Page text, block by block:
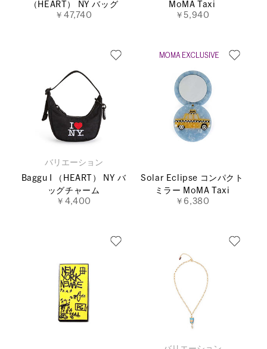
（HEART） NY バッグ
￥47,740
MoMA Taxi
￥5,940
バリエーション
Baggu I （HEART） NY バ
ッグチャーム
￥4,400
Solar Eclipse コンパクト
ミラー MoMA Taxi
￥6,380